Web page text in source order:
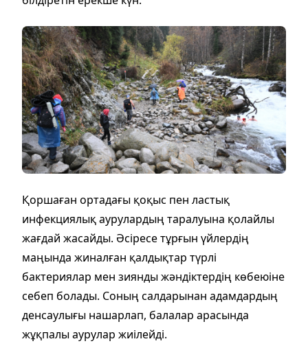
Қоршаған ортадағы қоқыс пен ластық
инфекциялық аурулардың таралуына қолайлы
жағдай жасайды. Әсіресе тұрғын үйлердің
маңында жиналған қалдықтар түрлі
бактериялар мен зиянды жәндіктердің көбеюіне
себеп болады. Соның салдарынан адамдардың
денсаулығы нашарлап, балалар арасында
жұқпалы аурулар жиілейді.